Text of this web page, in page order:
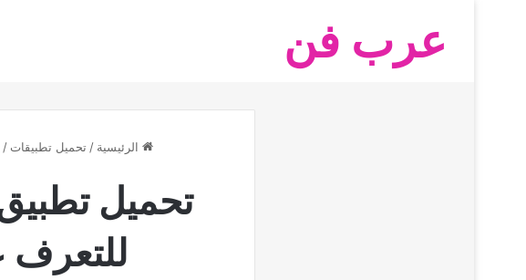
عرب فن
الرئيسية / تحميل تطبيقات /
تحميل